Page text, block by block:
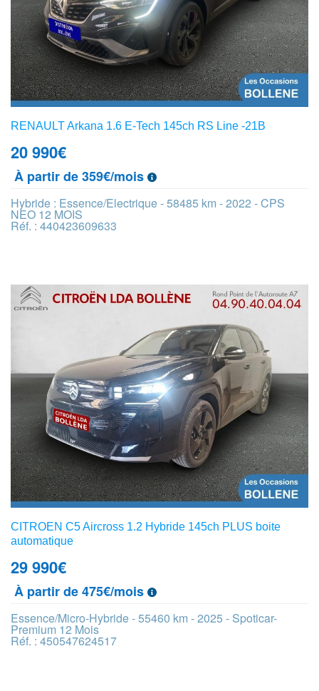
RENAULT Arkana 1.6 E-Tech 145ch RS Line -21B
20 990€
À partir de 359€/mois
Hybride : Essence/Electrique - 58485 km - 2022 - CPS
NEO 12 MOIS
Réf. : 440423609633
CITROEN C5 Aircross 1.2 Hybride 145ch PLUS boite
automatique
29 990€
À partir de 475€/mois
Essence/Micro-Hybride - 55460 km - 2025 - Spoticar-
Premium 12 Mois
Réf. : 450547624517